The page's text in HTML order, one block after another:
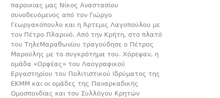
παροικίας μας Νίκος Αναστασίου
συνοδευόμενος από τον Γιώργο
Γεωργακόπουλο και η Άρτεμις Λαγοπούλου με
τον Πέτρο Πλαρινό. Από την Κρήτη, στο πλατό
του ΤηλεΜαραθωνίου τραγούδησε ο Πέτρος
Μαρούλης με το συγκρότημα του. Χόρεψαν, η
ομάδα «Ορφέας» του Λαογραφικού
Εργαστηρίου του Πολιτιστικού Ιδρύματος της
ΕΚΜΜ και οι ομάδες της Παναρκαδικής
Ομοσπονδίας και του Συλλόγου Κρητών